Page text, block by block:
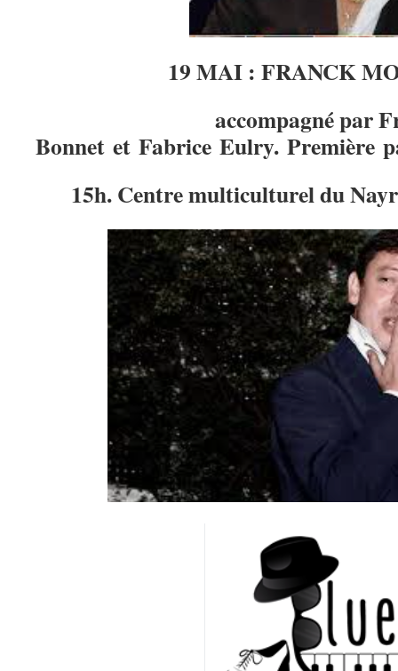
19 MAI : FRANCK
accompagné par
Bonnet et Fabrice Eulry. Première
15h. Centre multiculturel du